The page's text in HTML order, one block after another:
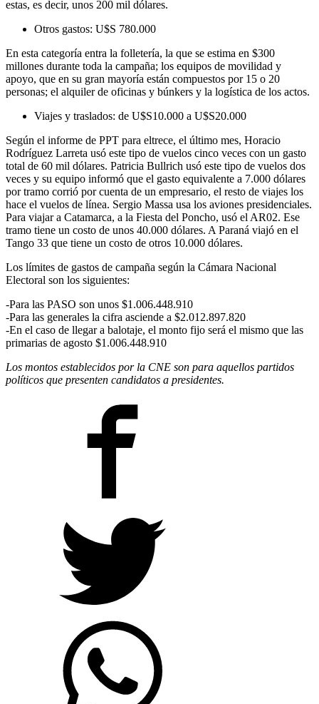
estas, es decir, unos 200 mil dólares.
Otros gastos: U$S 780.000
En esta categoría entra la folletería, la que se estima en $300
millones durante toda la campaña; los equipos de movilidad y
apoyo, que en su gran mayoría están compuestos por 15 o 20
personas; el alquiler de oficinas y búnkers y la logística de los actos.
Viajes y traslados: de U$S10.000 a U$S20.000
Según el informe de PPT para eltrece, el último mes, Horacio
Rodríguez Larreta usó este tipo de vuelos cinco veces con un gasto
total de 60 mil dólares. Patricia Bullrich usó este tipo de vuelos dos
veces y su equipo informó que el gasto equivalente a 7.000 dólares
por tramo corrió por cuenta de un empresario, el resto de viajes los
hace el vuelos de línea. Sergio Massa usa los aviones presidenciales.
Para viajar a Catamarca, a la Fiesta del Poncho, usó el AR02. Ese
tramo tiene un costo de unos 40.000 dólares. A Paraná viajó en el
Tango 33 que tiene un costo de otros 10.000 dólares.
Los límites de gastos de campaña según la Cámara Nacional
Electoral son los siguientes:
-Para las PASO son unos $1.006.448.910
-Para las generales la cifra asciende a $2.012.897.820
-En el caso de llegar a balotaje, el monto fijo será el mismo que las
primarias de agosto $1.006.448.910
Los montos establecidos por la CNE son para aquellos partidos
políticos que presenten candidatos a presidentes.